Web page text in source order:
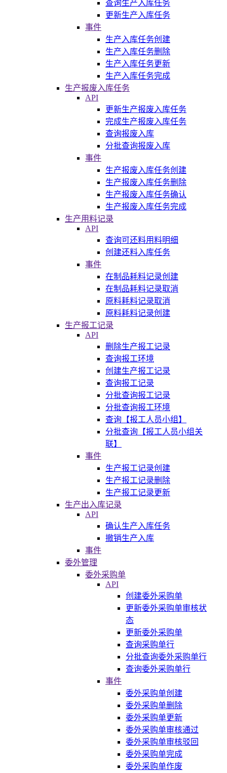
查询生产入库任务
更新生产入库任务
事件
生产入库任务创建
生产入库任务删除
生产入库任务更新
生产入库任务完成
生产报废入库任务
API
更新生产报废入库任务
完成生产报废入库任务
查询报废入库
分批查询报废入库
事件
生产报废入库任务创建
生产报废入库任务删除
生产报废入库任务确认
生产报废入库任务完成
生产用料记录
API
查询可还料用料明细
创建还料入库任务
事件
在制品耗料记录创建
在制品耗料记录取消
原料耗料记录取消
原料耗料记录创建
生产报工记录
API
删除生产报工记录
查询报工环境
创建生产报工记录
查询报工记录
分批查询报工记录
分批查询报工环境
查询【报工人员小组】
分批查询【报工人员小组关
联】
事件
生产报工记录创建
生产报工记录删除
生产报工记录更新
生产出入库记录
API
确认生产入库任务
撤销生产入库
事件
委外管理
委外采购单
API
创建委外采购单
更新委外采购单审核状
态
更新委外采购单
查询采购单行
分批查询委外采购单行
查询委外采购单行
事件
委外采购单创建
委外采购单删除
委外采购单更新
委外采购单审核通过
委外采购单审核驳回
委外采购单完成
委外采购单作废